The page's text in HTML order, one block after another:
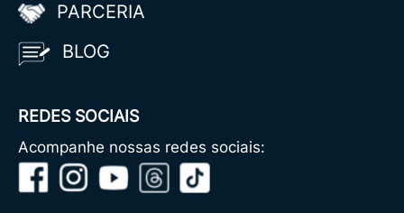
PARCERIA
BLOG
REDES SOCIAIS
Acompanhe nossas redes sociais: